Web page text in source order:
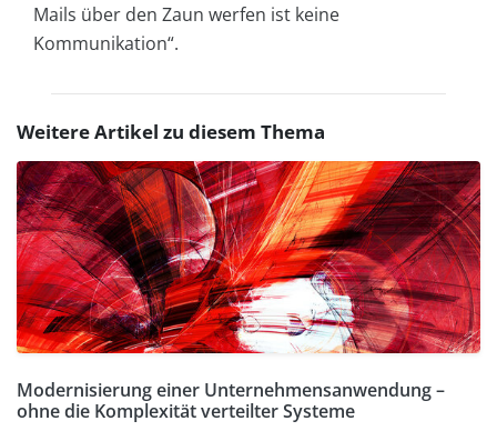
Mails über den Zaun werfen ist keine
Kommunikation“.
Weitere Artikel zu diesem Thema
Modernisierung einer Unternehmensanwendung –
ohne die Komplexität verteilter Systeme